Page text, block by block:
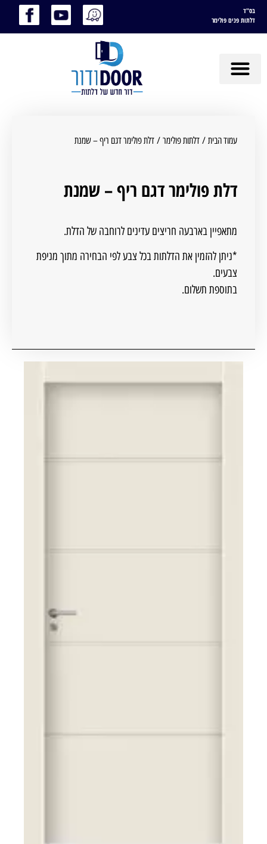
בס"ד
דלתות פנים פולימר
עמוד הבית / דלתות פולימר / דלת פולימר דגם ריף – שמנת
דלת פולימר דגם ריף – שמנת
מתאפיין בארבעה חריצים עדינים לרוחבה של הדלת.
*ניתן להזמין את הדלתות בכל צבע לפי הבחירה מתוך מניפת
צבעים.
בתוספת תשלום.